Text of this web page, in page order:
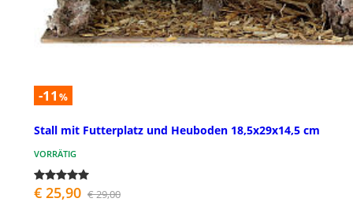
-11 %
Stall mit Futterplatz und Heuboden 18,5x29x14,5 cm
VORRÄTIG
€ 25,90 € 29,00